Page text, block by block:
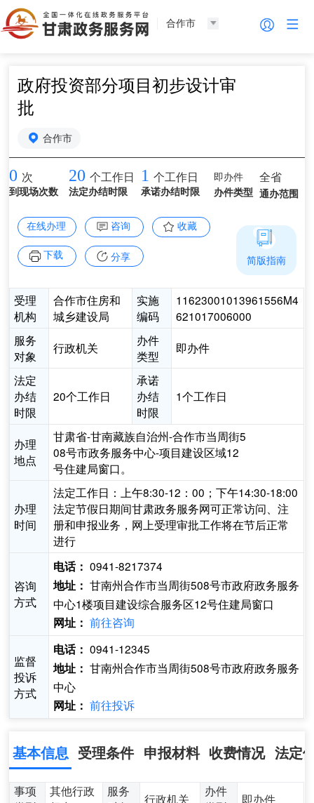
合作市
政府投资部分项目初步设计审
批
合作市
0 次
到现场次数
20 个工作日
法定办结时限
1 个工作日
承诺办结时限
即办件
办件类型
全省
通办范围
在线办理 咨询 收藏
下载 分享
受理
机构
合作市住房和
城乡建设局
实施
编码
11623001013961556M4
621017006000
服务
对象
行政机关
办件
类型
即办件
法定
办结
时限
20个工作日
承诺
办结
时限
1个工作日
办理
地点
甘肃省-甘南藏族自治州-合作市当周街5
08号市政务服务中心-项目建设区域12
号住建局窗口。
办理
时间
法定工作日：上午8:30-12：00；下午14:30-18:00
法定节假日期间甘肃政务服务网可正常访问、注
册和申报业务，网上受理审批工作将在节后正常
进行
咨询
方式
电话： 0941-8217374
地址： 甘南州合作市当周街508号市政府政务服务
中心1楼项目建设综合服务区12号住建局窗口
网址： 前往咨询
监督
投诉
方式
电话： 0941-12345
地址： 甘南州合作市当周街508号市政府政务服务
中心
网址： 前往投诉
简版指南
基本信息 受理条件 申报材料 收费情况 法定
事项
其他行政
服务
行政机关
办件
即办件